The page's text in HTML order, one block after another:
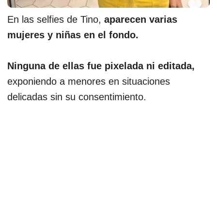
En las selfies de Tino, aparecen varias
mujeres y niñas en el fondo.
Ninguna de ellas fue pixelada ni editada,
exponiendo a menores en situaciones
delicadas sin su consentimiento.